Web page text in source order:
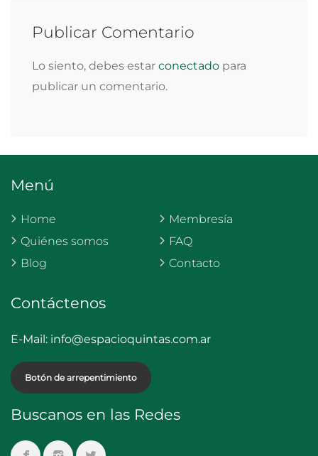
Publicar Comentario
Lo siento, debes estar conectado para
publicar un comentario.
Menú
Home
Quiénes somos
Blog
Membresía
FAQ
Contacto
Contáctenos
E-Mail: info@espacioquintas.com.ar
Botón de arrepentimiento
Buscanos en las Redes